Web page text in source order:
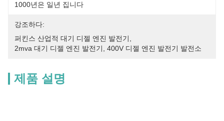
1000년은 일년 집니다
강조하다:
퍼킨스 산업적 대기 디젤 엔진 발전기
2mva 대기 디젤 엔진 발전기
400V 디젤 엔진 발전기 발전소
제품 설명